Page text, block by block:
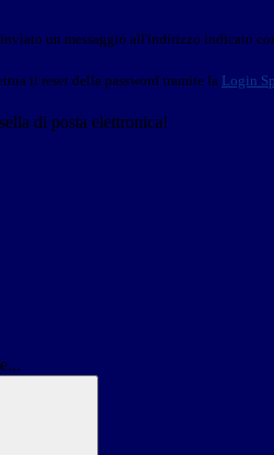
un messaggio all'indirizzo indicato
il reset della password tramite la Login
di posta elettronica!